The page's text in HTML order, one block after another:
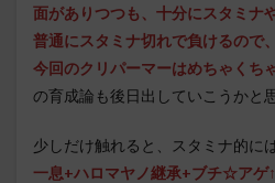
面がありつつも、十分にスタミナ
普通にスタミナ切れで負けるので
今回のクリパーマーはめちゃくち
の育成論も後日出していこうかと
少しだけ触れると、スタミナ的に
一息+ハロマヤノ継承+ブチ☆アゲ